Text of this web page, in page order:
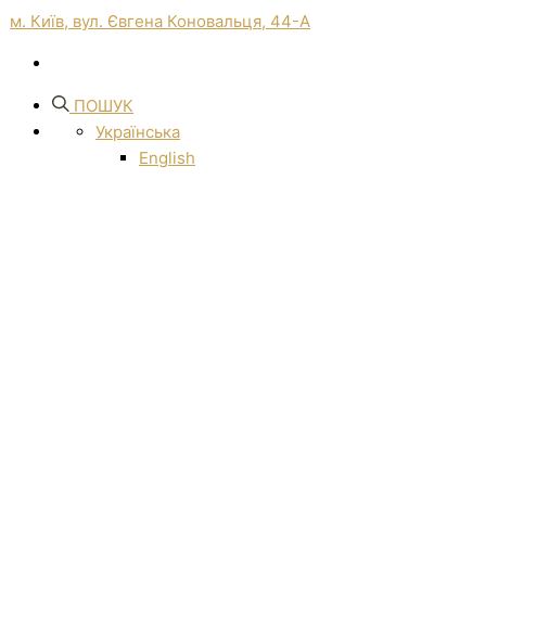
м. Київ, вул. Євгена Коновальця, 44-А
ПОШУК
Українська
English